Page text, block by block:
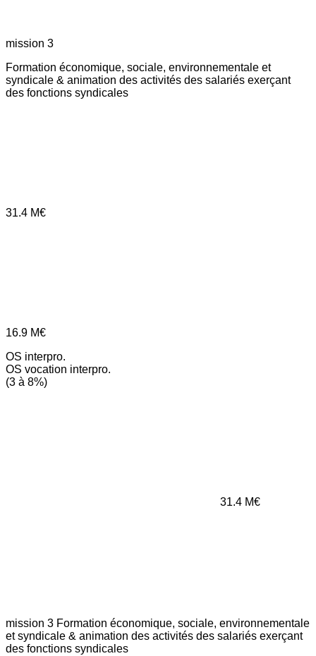
mission 3
Formation économique, sociale, environnementale et
syndicale & animation des activités des salariés exerçant
des fonctions syndicales
31.4 M€
16.9 M€
OS interpro.
OS vocation interpro.
(3 à 8%)
31.4 M€
mission 3 Formation économique, sociale, environnementale
et syndicale & animation des activités des salariés exerçant
des fonctions syndicales